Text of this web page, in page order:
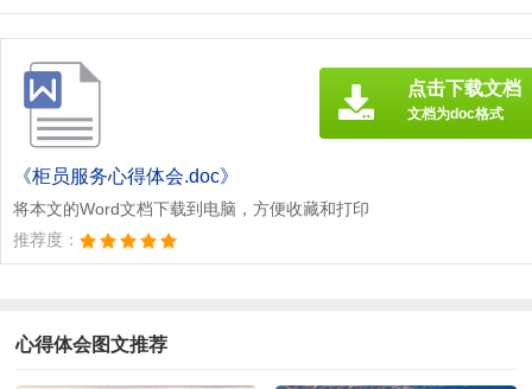
《柜员服务心得体会.doc》
将本文的Word文档下载到电脑，方便收藏和打印
推荐度：
点击下载文档
文档为doc格式
心得体会图文推荐